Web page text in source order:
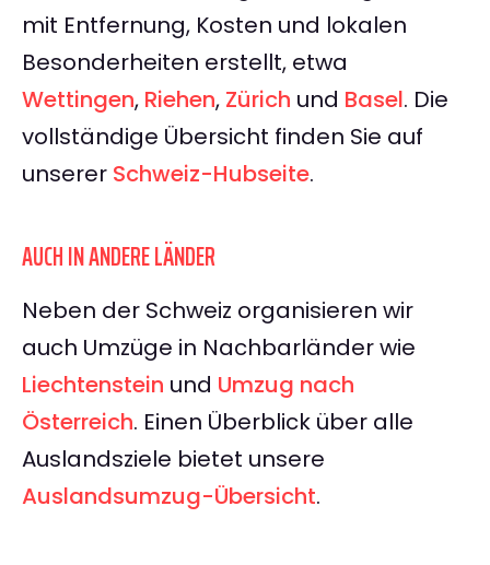
mit Entfernung, Kosten und lokalen
Besonderheiten erstellt, etwa
Wettingen, Riehen, Zürich und Basel. Die
vollständige Übersicht finden Sie auf
unserer Schweiz-Hubseite.
AUCH IN ANDERE LÄNDER
Neben der Schweiz organisieren wir
auch Umzüge in Nachbarländer wie
Liechtenstein und Umzug nach
Österreich. Einen Überblick über alle
Auslandsziele bietet unsere
Auslandsumzug-Übersicht.